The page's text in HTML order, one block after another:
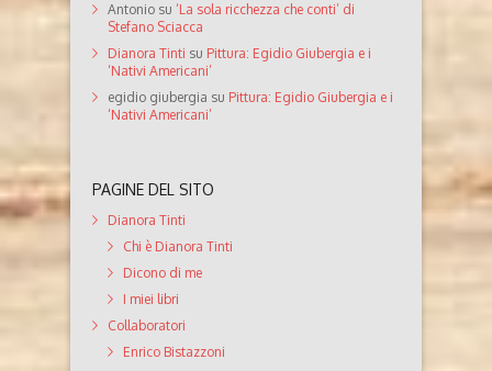
Antonio su ‘La sola ricchezza che conti’ di
Stefano Sciacca
Dianora Tinti su Pittura: Egidio Giubergia e i
‘Nativi Americani’
egidio giubergia su Pittura: Egidio Giubergia e i
‘Nativi Americani’
PAGINE DEL SITO
Dianora Tinti
Chi è Dianora Tinti
Dicono di me
I miei libri
Collaboratori
Enrico Bistazzoni